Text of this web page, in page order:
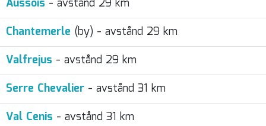
Aussois - avstånd 29 km
Chantemerle (by) - avstånd 29 km
Valfrejus - avstånd 29 km
Serre Chevalier - avstånd 31 km
Val Cenis - avstånd 31 km